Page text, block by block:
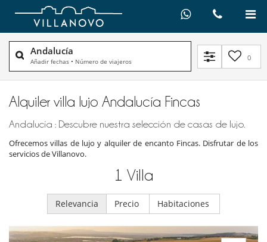
Andalucía
Añadir fechas • Número de viajeros 0
Alquiler villa lujo Andalucía Fincas
Andalucía : Descubre nuestra selección de casas de lujo.
Ofrecemos villas de lujo y alquiler de encanto Fincas. Disfrutar de los
servicios de Villanovo.
1 Villa
Relevancia Precio Habitaciones